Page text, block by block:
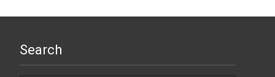
Search